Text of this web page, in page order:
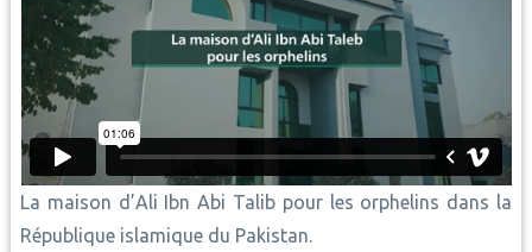
La maison d’Ali Ibn Abi Talib pour les orphelins dans la
République islamique du Pakistan.